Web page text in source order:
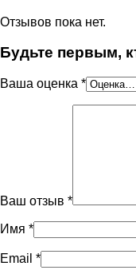
Отзывов пока нет.
Будьте первым,
Ваша оценка *
Ваш отзыв *
Имя *
Email *